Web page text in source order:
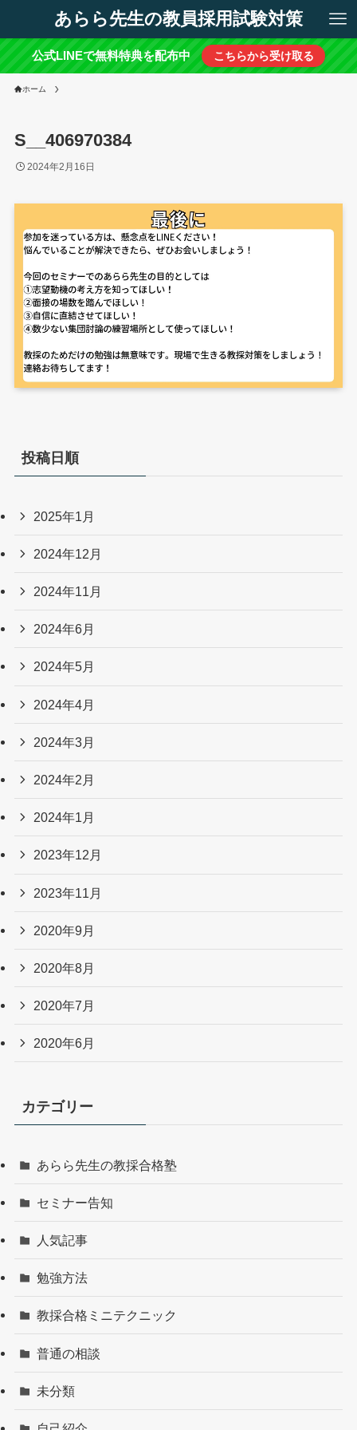
あらら先生の教員採用試験対策
公式LINEで無料特典を配布中 こちらから受け取る
ホーム
S__406970384
2024年2月16日
投稿日順
2025年1月
2024年12月
2024年11月
2024年6月
2024年5月
2024年4月
2024年3月
2024年2月
2024年1月
2023年12月
2023年11月
2020年9月
2020年8月
2020年7月
2020年6月
カテゴリー
あらら先生の教採合格塾
セミナー告知
人気記事
勉強方法
教採合格ミニテクニック
普通の相談
未分類